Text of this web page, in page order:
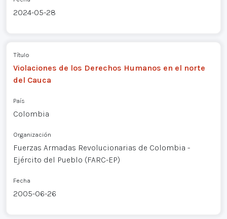
2024-05-28
Título
Violaciones de los Derechos Humanos en el norte
del Cauca
País
Colombia
Organización
Fuerzas Armadas Revolucionarias de Colombia -
Ejército del Pueblo (FARC-EP)
Fecha
2005-06-26